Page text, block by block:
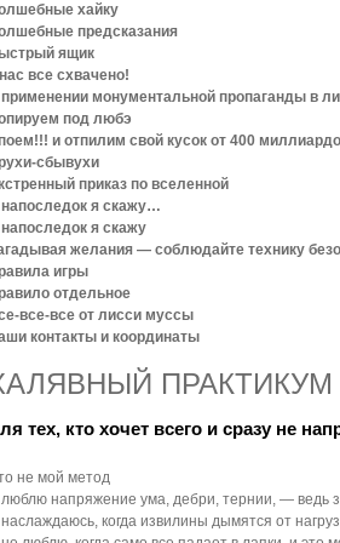
хайку
предсказания
ящик
все схвачено!
монументальной пропаганды в
под любэ
и отпилим свой кусок от 400
сбывухи
приказ по вселенной
я скажу…
я скажу
желания — соблюдайте технику
игры
отдельное
все-все от лисси муссы
контакты и координаты
ПРАКТИКУМ
тех, кто хочет всего и сразу не
не мой метод
напряжение ума, дебри, тернии, — ведь
когда извилины дымятся от